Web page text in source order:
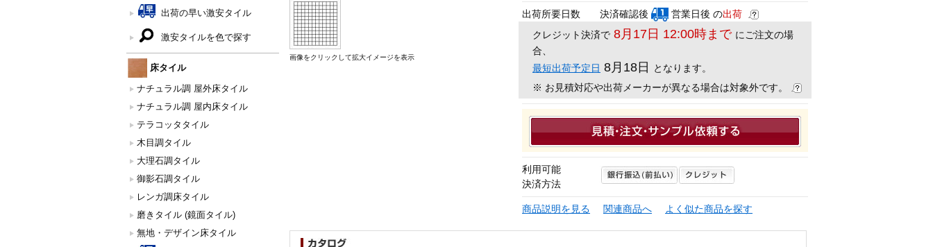
出荷の早い激安タイル
激安タイルを色で探す
床タイル
ナチュラル調 屋外床タイル
ナチュラル調 屋内床タイル
テラコッタタイル
木目調タイル
大理石調タイル
御影石調タイル
レンガ調床タイル
磨きタイル (鏡面タイル)
無地・デザイン床タイル
画像をクリックして拡大イメージを表示
出荷所要日数 決済確認後 営業日後 の出荷
クレジット決済で 8月17日 12:00時まで にご注文の場
合、
最短出荷予定日 8月18日
となります。
※ お見積対応や出荷メーカーが異なる場合は対象外です。
利用可能
決済方法
商品説明を見る 関連商品へ よく似た商品を探す